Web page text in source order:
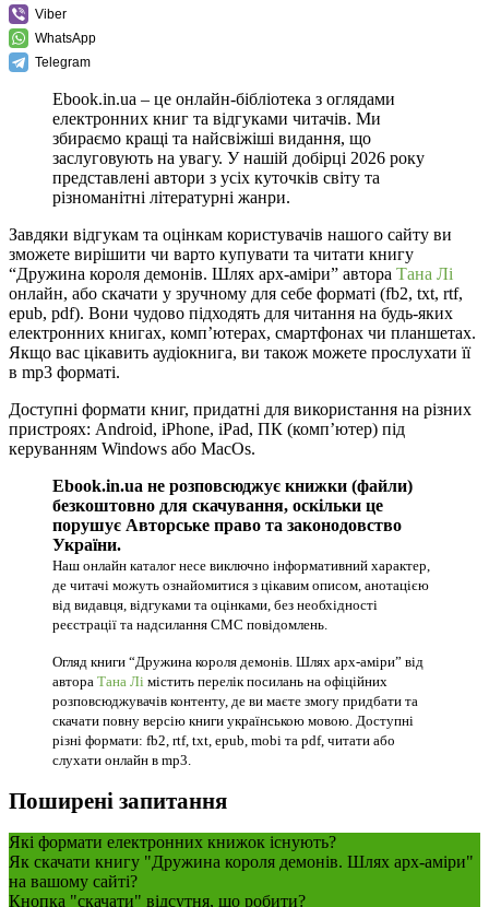
Viber
WhatsApp
Telegram
Ebook.in.ua – це онлайн-бібліотека з оглядами
електронних книг та відгуками читачів. Ми
збираємо кращі та найсвіжіші видання, що
заслуговують на увагу. У нашій добірці 2026 року
представлені автори з усіх куточків світу та
різноманітні літературні жанри.
Завдяки відгукам та оцінкам користувачів нашого сайту ви
зможете вирішити чи варто купувати та читати книгу
“Дружина короля демонів. Шлях арх-аміри” автора Тана Лі
онлайн, або скачати у зручному для себе форматі (fb2, txt, rtf,
epub, pdf). Вони чудово підходять для читання на будь-яких
електронних книгах, комп’ютерах, смартфонах чи планшетах.
Якщо вас цікавить аудіокнига, ви також можете прослухати її
в mp3 форматі.
Доступні формати книг, придатні для використання на різних
пристроях: Android, iPhone, iPad, ПК (комп’ютер) під
керуванням Windows або MacOs.
Ebook.in.ua не розповсюджує книжки (файли)
безкоштовно для скачування, оскільки це
порушує Авторське право та законодовство
України.
Наш онлайн каталог несе виключно інформативний характер,
де читачі можуть ознайомитися з цікавим описом, анотацією
від видавця, відгуками та оцінками, без необхідності
реєстрації та надсилання СМС повідомлень.
Огляд книги “Дружина короля демонів. Шлях арх-аміри” від
автора Тана Лі містить перелік посилань на офіційних
розповсюджувачів контенту, де ви маєте змогу придбати та
скачати повну версію книги українською мовою. Доступні
різні формати: fb2, rtf, txt, epub, mobi та pdf, читати або
слухати онлайн в mp3.
Поширені запитання
Які формати електронних книжок існують?
Як скачати книгу "Дружина короля демонів. Шлях арх-аміри"
на вашому сайті?
Кнопка "скачати" відсутня, що робити?